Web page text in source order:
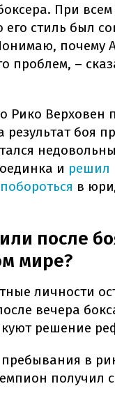
При
его стиль был
почему
проблем, –
Рико Верховен
боя
и решил
в
после
мире?
личности
вечера
решение
в
получил